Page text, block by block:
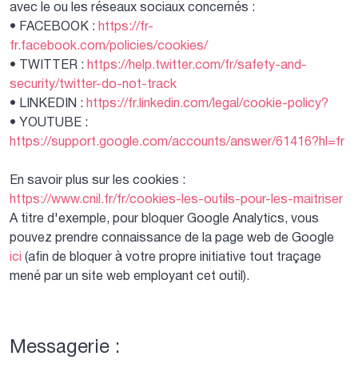
avec le ou les réseaux sociaux concernés :
• FACEBOOK : https://fr-
fr.facebook.com/policies/cookies/
• TWITTER : https://help.twitter.com/fr/safety-and-
security/twitter-do-not-track
• LINKEDIN : https://fr.linkedin.com/legal/cookie-policy?
• YOUTUBE :
https://support.google.com/accounts/answer/61416?hl=fr
En savoir plus sur les cookies :
https://www.cnil.fr/fr/cookies-les-outils-pour-les-maitriser
A titre d'exemple, pour bloquer Google Analytics, vous
pouvez prendre connaissance de la page web de Google
ici (afin de bloquer à votre propre initiative tout traçage
mené par un site web employant cet outil).
Messagerie :